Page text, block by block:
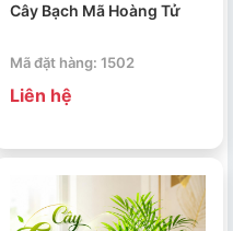
Cây Bạch Mã Hoàng Tử
Mã đặt hàng: 1502
Liên hệ